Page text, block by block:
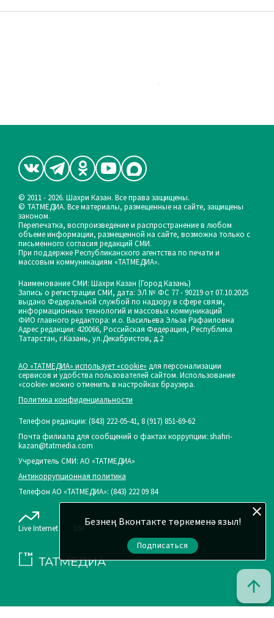
Безнең Вконтакте төркеменә языл!
Подписаться
© 2011 - 2026. Шахри Казан. Все права защищены.
© ТАТМЕДИА. Все материалы, размещенные на сайте, защищены
законом.
Перепечатка, воспроизведение и распространение в любом
объеме информации, размещенной на сайте, возможна только с
письменного согласия редакций СМИ.
При поддержке Республиканского агентства по печати и
массовым коммуникациям «ТАТМЕДИА».
Наименование СМИ: Шахри Казан (Город Казань)
Запись о регистрации СМИ, дата: ЭЛ № ФС 77 - 90219 от 07.10.2025
выдано Федеральной службой по надзору в сфере связи,
информационных технологий и массовых коммуникаций
ФИО главного редактора: и.о. Васильева Эльза Рафаиловна
Адрес редакции: 420066, Российская Федерация, Республика
Татарстан, г.Казань, ул.Декабристов, д.2
АО «ТАТМЕДИА» использует «cookie» для персонализации
сервисов и удобства пользователей сайтом. Использование
«cookie» можно отменить в настройках браузера.
Политика конфиденциальности
Телефон редакции: (843) 222-05-41, 8 (917) 851-69-62
Почта филиала для сообщений о фактах коррупции: shahri-
kazan@tatmedia.com
Учредитель СМИ: АО «ТАТМЕДИА»
Антикоррупционная политика
Телефон АО «ТАТМЕДИА»: (843) 222 09 84
Live Internet 16+